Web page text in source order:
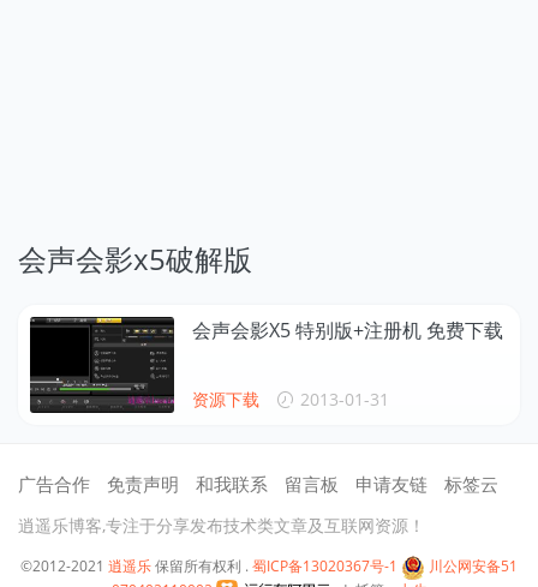
会声会影x5破解版
会声会影X5 特别版+注册机 免费下载
资源下载 2013-01-31
广告合作 免责声明 和我联系 留言板 申请友链 标签云
逍遥乐博客,专注于分享发布技术类文章及互联网资源！
©2012-2021 逍遥乐保留所有权利 . 蜀ICP备13020367号-1
川公网安备51